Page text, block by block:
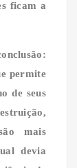
ficam a
permite
de seus
mais
devia